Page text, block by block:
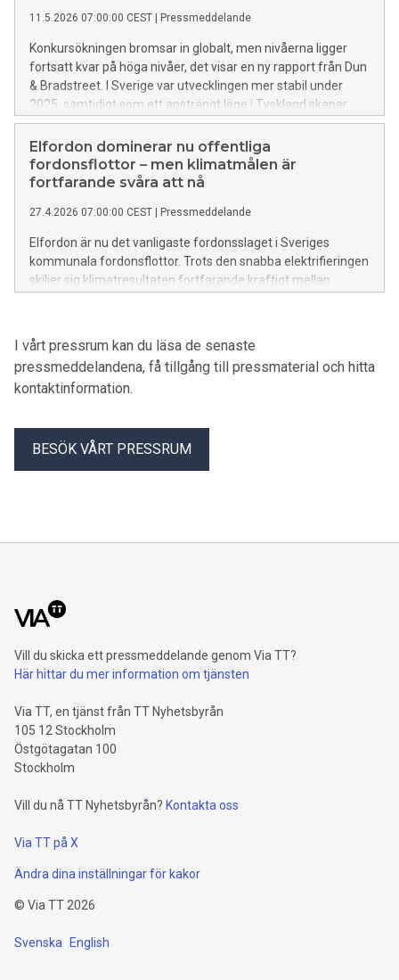
11.5.2026 07:00:00 CEST Pressmeddelande
Konkursökningen bromsar in globalt, men nivåerna ligger
fortsatt kvar på höga nivåer, det visar en ny rapport från Dun
& Bradstreet. I Sverige var utvecklingen mer stabil under
2025, samtidigt som ett ansträngt läge i Tyskland skapar
osäkerhet för svenska företag.
Elfordon dominerar nu offentliga
fordonsflottor – men klimatmålen är
fortfarande svåra att nå
27.4.2026 07:00:00 CEST Pressmeddelande
Elfordon är nu det vanligaste fordonsslaget i Sveriges
kommunala fordonsflottor. Trots den snabba elektrifieringen
skiljer sig klimatresultaten fortfarande kraftigt mellan
I vårt pressrum kan du läsa de senaste
pressmeddelandena, få tillgång till pressmaterial och hitta
kontaktinformation.
BESÖK VÅRT PRESSRUM
Vill du skicka ett pressmeddelande genom Via TT?
Här hittar du mer information om tjänsten
Via TT, en tjänst från TT Nyhetsbyrån
105 12 Stockholm
Östgötagatan 100
Stockholm
Vill du nå TT Nyhetsbyrån? Kontakta oss
Via TT på X
Ändra dina inställningar för kakor
© Via TT2026
Svenska English